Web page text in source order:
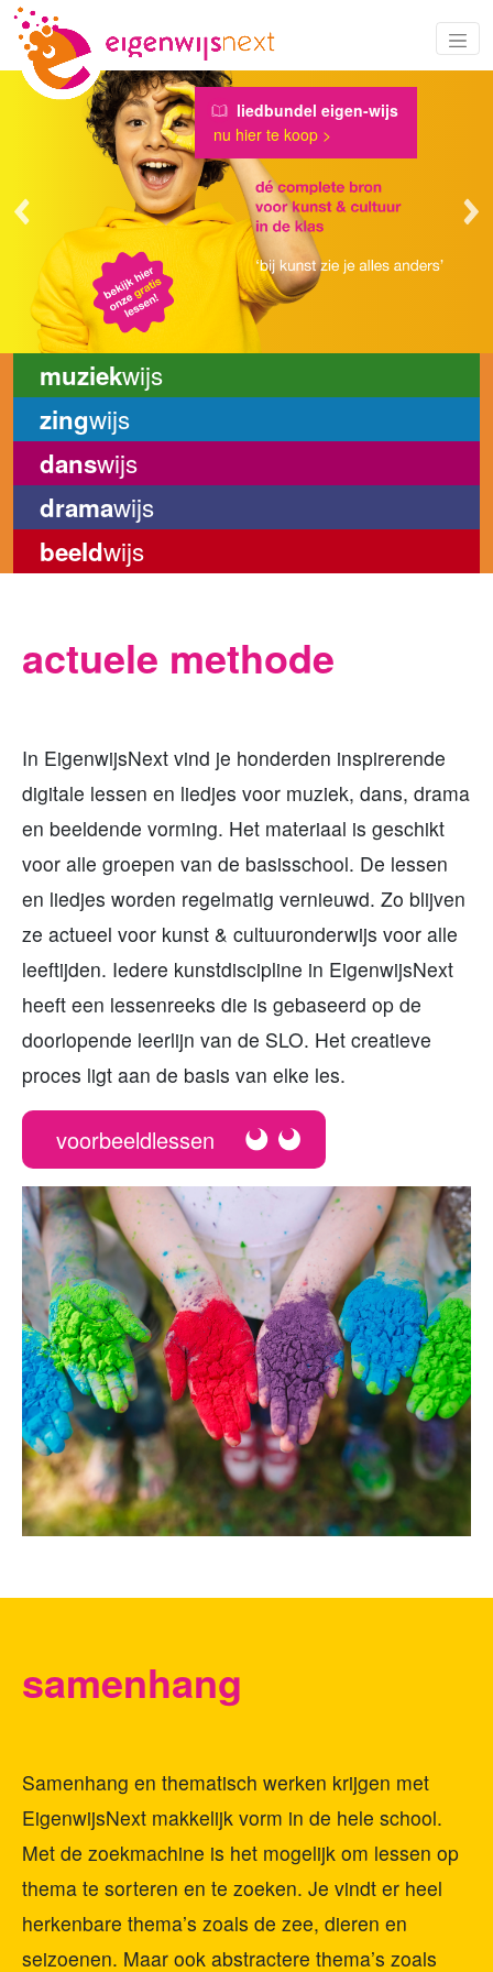
liedbundel eigen-wijs
nu hier te koop >
Previous
muziekwijs
zingwijs
danswijs
dramawijs
beeldwijs
actuele methode
In EigenwijsNext vind je honderden inspirerende
digitale lessen en liedjes voor muziek, dans, drama
en beeldende vorming. Het materiaal is geschikt
voor alle groepen van de basisschool. De lessen
en liedjes worden regelmatig vernieuwd. Zo blijven
ze actueel voor kunst & cultuuronderwijs voor alle
leeftijden. Iedere kunstdiscipline in EigenwijsNext
heeft een lessenreeks die is gebaseerd op de
doorlopende leerlijn van de SLO. Het creatieve
proces ligt aan de basis van elke les.
voorbeeldlessen
samenhang
Samenhang en thematisch werken krijgen met
EigenwijsNext makkelijk vorm in de hele school.
Met de zoekmachine is het mogelijk om lessen op
thema te sorteren en te zoeken. Je vindt er heel
herkenbare thema’s zoals de zee, dieren en
seizoenen. Maar ook abstractere thema’s zoals